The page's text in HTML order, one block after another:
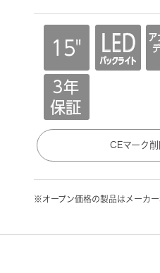
CEマーク
※オープン価格の製品はメーカ